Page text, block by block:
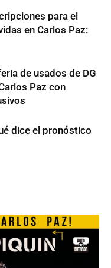
para el
en Carlos Paz:
de usados de DG
Paz con
dice el pronóstico